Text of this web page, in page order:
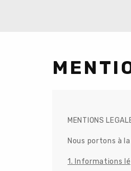
MENTIONS
Nous portons à
1. Informations